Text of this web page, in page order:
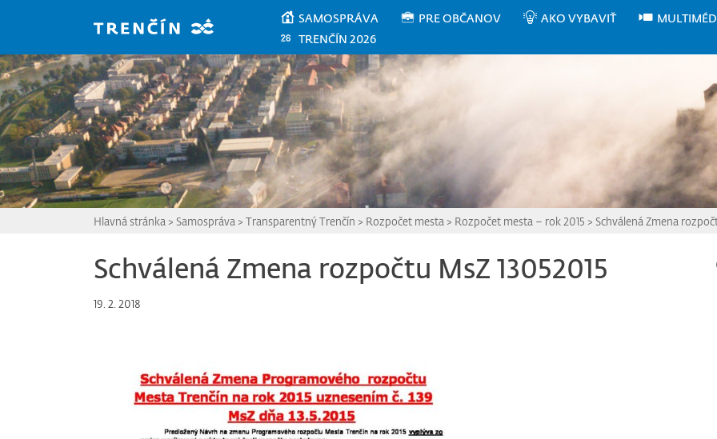
SAMOSPRÁVA PRE OBČANOV AKO VYBAVIŤ
TRENČÍN 2026
Hlavná stránka > Samospráva > Transparentný Trenčín > Rozpočet mesta > Rozpočet mesta – rok 2015 > Schválená Zmena
Schválená Zmena rozpočtu MsZ 13052015
19. 2. 2018